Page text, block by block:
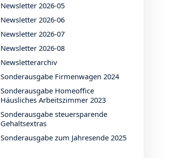
Newsletter 2026-05
Newsletter 2026-06
Newsletter 2026-07
Newsletter 2026-08
Newsletterarchiv
Sonderausgabe Firmenwagen 2024
Sonderausgabe Homeoffice
Häusliches Arbeitszimmer 2023
Sonderausgabe steuersparende
Gehaltsextras
Sonderausgabe zum Jahresende 2025